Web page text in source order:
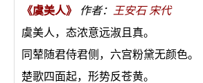
《虞美人》 作者： 王安石 宋代
虞美人，态浓意远淑且真。
同辇随君侍君侧，六宫粉黛无颜色。
楚歌四面起，形势反苍黄。